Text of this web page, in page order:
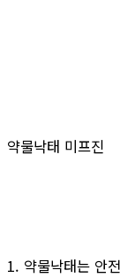
약물낙태 미프진
1. 약물낙태는 안